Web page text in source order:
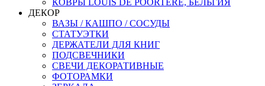
КОВРЫ LOUIS DE POORTERE, БЕЛЬГИЯ
ДЕКОР
ВАЗЫ / КАШПО / СОСУДЫ
СТАТУЭТКИ
ДЕРЖАТЕЛИ ДЛЯ КНИГ
ПОДСВЕЧНИКИ
СВЕЧИ ДЕКОРАТИВНЫЕ
ФОТОРАМКИ